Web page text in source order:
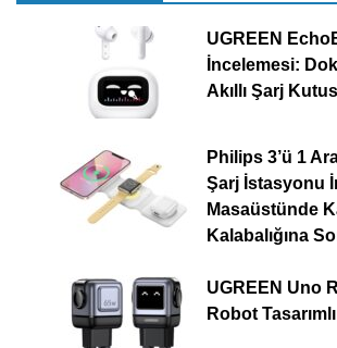
UGREEN
İncelemesi:
Akıllı Şarj
Philips 3’ü 1
Şarj İstasyonu
Masaüstünde
Kalabalığına
UGREEN Uno
Robot